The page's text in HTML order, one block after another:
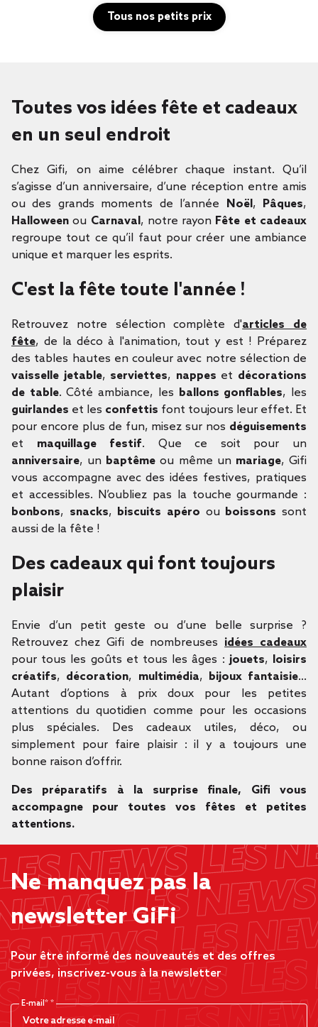
Tous nos petits prix
Toutes vos idées fête et cadeaux
en un seul endroit
Chez Gifi, on aime célébrer chaque instant. Qu’il
s’agisse d’un anniversaire, d’une réception entre amis
ou des grands moments de l’année Noël, Pâques,
Halloweenou Carnaval, notre rayon Fête et cadeaux
regroupe tout ce qu’il faut pour créer une ambiance
unique et marquer les esprits.
C'est la fête toute l'année !
Retrouvez notre sélection complète d'articles de
fête, de la déco à l'animation, tout y est ! Préparez
des tables hautes en couleur avec notre sélection de
vaisselle jetable, serviettes, nappes et décorations
de table. Côté ambiance, les ballons gonflables, les
guirlandes et les confettis font toujours leur effet. Et
pour encore plus de fun, misez sur nos déguisements
et maquillage festif. Que ce soit pour un
anniversaire, un baptêmeou même un mariage, Gifi
vous accompagne avec des idées festives, pratiques
et accessibles. N’oubliez pas la touche gourmande :
bonbons, snacks, biscuits apéro ou boissonssont
aussi de la fête !
Des cadeaux qui font toujours
plaisir
Envie d’un petit geste ou d’une belle surprise ?
Retrouvez chez Gifi de nombreuses idées cadeaux
pour tous les goûts et tous les âges : jouets, loisirs
créatifs, décoration, multimédia, bijoux fantaisie…
Autant d’options à prix doux pour les petites
attentions du quotidien comme pour les occasions
plus spéciales. Des cadeaux utiles, déco, ou
simplement pour faire plaisir : il y a toujours une
bonne raison d’offrir.
Des préparatifs à la surprise finale, Gifi vous
accompagne pour toutes vos fêtes et petites
attentions.
Ne manquez pas la
newsletter GiFi
Pour être informé des nouveautés et des offres
privées, inscrivez-vous à la newsletter
E-mail*